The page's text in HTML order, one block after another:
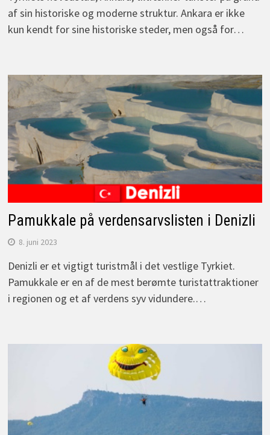
af sin historiske og moderne struktur. Ankara er ikke
kun kendt for sine historiske steder, men også for…
Pamukkale på verdensarvslisten i Denizli
8. juni 2023
Denizli er et vigtigt turistmål i det vestlige Tyrkiet.
Pamukkale er en af de mest berømte turistattraktioner
i regionen og et af verdens syv vidundere.…